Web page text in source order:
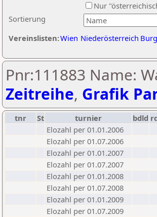
Sortierung
Nur
Vereinslisten:Wien Niederösterreich
Pnr:111883 Name:
Zeitreihe, Grafik
tnr St turnier bdld
Elozahl per 01.01.2006
Elozahl per 01.07.2006
Elozahl per 01.01.2007
Elozahl per 01.07.2007
Elozahl per 01.01.2008
Elozahl per 01.07.2008
Elozahl per 01.01.2009
Elozahl per 01.07.2009